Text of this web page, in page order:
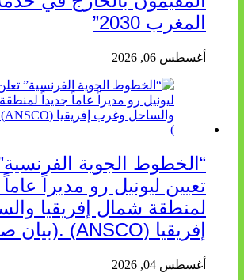
المغرب 2030”
أغسطس 06, 2026
“الخطوط الجوية
تعيين ليونيل رو مديراً عاماً
لمنطقة شمال إفريقيا
إفريقيا (ANSCO) .(بيان صحفي )
أغسطس 04, 2026